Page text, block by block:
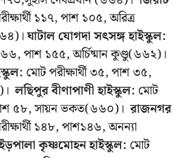
১১৭, পাশ ১০৫, অরিত্র
ঘাটাল যোগদা সৎসঙ্গ হাইস্কুল:
পাশ ১৫৫, অর্চিষ্মান কুণ্ডু(৬৬২)।
মোট পরীক্ষার্থী ৩৫, পাশ ৩৫,
লছিপুর বীণাপাণী হাইস্কুল: মোট
পাশ ৫৮, সায়ন ভকত(৬৬০)।রাজনগর
১৪৮, পাশ১৪৬, অনন্যা
কৃষ্ণমোহন হাইস্কুল: মোট